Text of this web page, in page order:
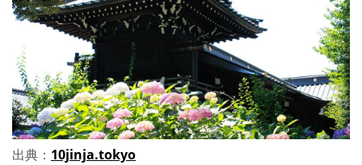
出典： 10jinja.tokyo